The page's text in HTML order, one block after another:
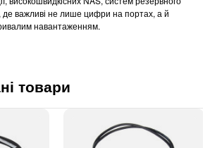
де важливі не лише цифри на портах, а й
навантаженням.
товари